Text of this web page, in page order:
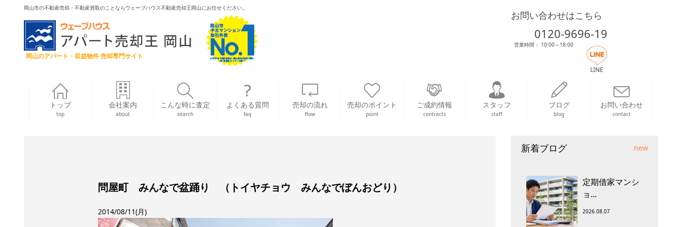
岡山市の不動産売却・不動産買取のことならウェーブハウス不動産売却王岡山にお任せください。
岡山のアパート・収益物件 売却専門サイト
お問い合わせはこちら
0120-9696-19
営業時間： 10:00～18:00
LINE
トップ
top
会社案内
about
こんな時に査定
search
よくある質問
faq
売却の流れ
flow
売却のポイント
point
ご成約情報
contracts
スタッフ
staff
ブログ
blog
お問い合わせ
contact
問屋町 みんなで盆踊り （トイヤチョウ みんなでぼんおどり）
2014/08/11(月)
新着ブログ new
定期借家マンシ
ョ...
2026.08.07